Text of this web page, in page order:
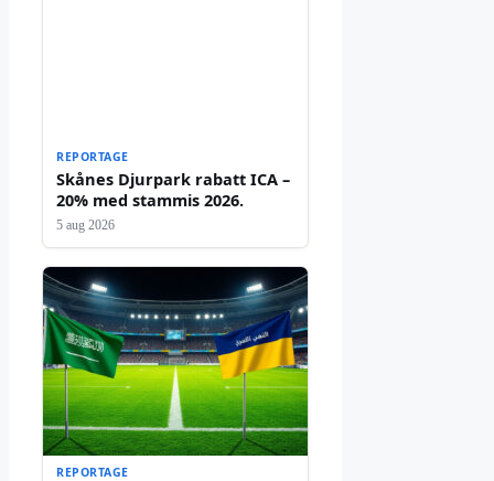
REPORTAGE
Skånes Djurpark rabatt ICA –
20% med stammis 2026.
5 aug 2026
REPORTAGE